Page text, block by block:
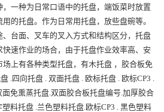
一种为日常口语中的托盘，端饭菜时放置
的托盘。作为日常用托盘，放些盘碗等。
台面、叉车的叉入方式和结构区分，托盘
速作业的场合，由于托盘作业效率高、安
上有各种类型托盘，有木托盘 ，胶合板免
.四向托盘 . 双面托盘 . 欧标托盘 . 欧标CP3 .
免熏蒸托盘.双面胶合板托盘编号.加厚胶合
料托盘 .兰色塑料托盘.欧标CP3 . 黑色塑料